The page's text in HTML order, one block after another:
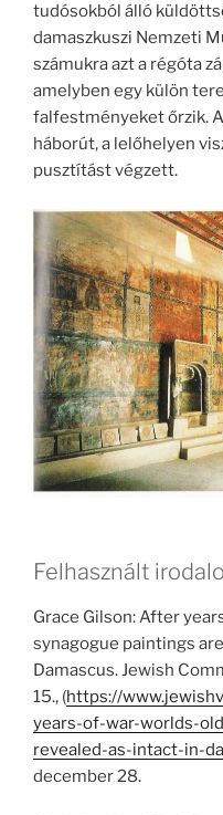
tudósokból álló
damaszkuszi Nemzeti
számukra azt a régóta
amelyben egy külön
falfestményeket őrzik.
háborút, a lelőhelyen
pusztítást végzett.
Felhasznált
Grace Gilson: After
synagogue paintings
Damascus. Jewish
15., (https://
years-of-war-worlds-
revealed-as-intact-in-
december 28.